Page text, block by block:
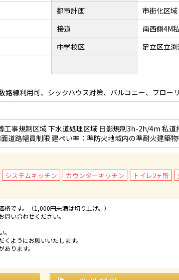
都市計画
市街化区域
接道
南西側4M
中学校区
足立区立渕
線利用可、シックハウス対策、バルコニー、フロー
工事規制区域 下水道処理区域 日影規制3h-2h/4m 私
路幅員制限 建ぺい率：準防火地域内の準耐火建築
システムキッチン カウンターキッチン トイレ2ヶ所
です。（1,000円未満は切り上げ。）
い合わせください。
ようにお願いいたします。
ります。